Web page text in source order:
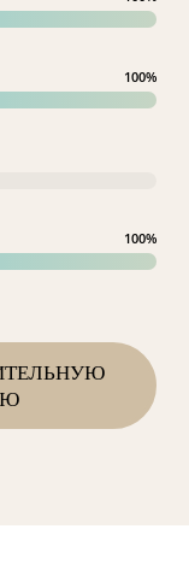
100%
100%